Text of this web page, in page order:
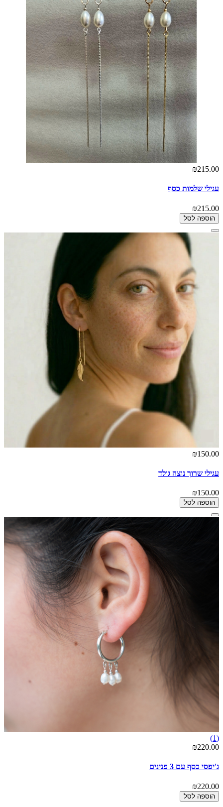
₪215.00
עגילי שלמות כסף
₪215.00
הוספה לסל
₪150.00
עגילי שרוך נוצה גולד
₪150.00
הוספה לסל
(1)
₪220.00
ג'יפסי כסף עם 3 פנינים
₪220.00
הוספה לסל